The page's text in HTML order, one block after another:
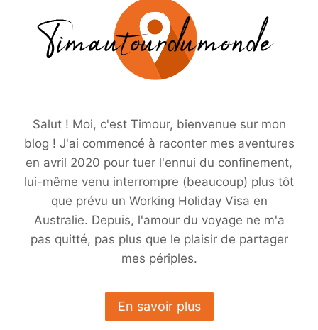
Salut ! Moi, c'est Timour, bienvenue sur mon
blog ! J'ai commencé à raconter mes aventures
en avril 2020 pour tuer l'ennui du confinement,
lui-même venu interrompre (beaucoup) plus tôt
que prévu un Working Holiday Visa en
Australie. Depuis, l'amour du voyage ne m'a
pas quitté, pas plus que le plaisir de partager
mes périples.
En savoir plus